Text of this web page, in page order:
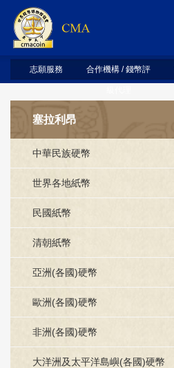
志願服務 合作機構 / 錢幣評
塞拉利昂
中華民族硬幣
世界各地紙幣
民國紙幣
清朝紙幣
亞洲(各國)硬幣
歐洲(各國)硬幣
非洲(各國)硬幣
大洋洲及太平洋島嶼(各國)硬幣